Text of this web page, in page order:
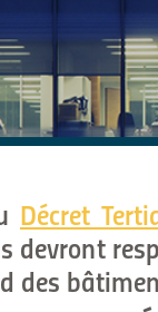
Décret
devront
des